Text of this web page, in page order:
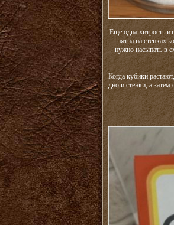
Еще одна хитрость
пятна на стенках
нужно насыпать в
Когда кубики
дно и стенки, а затем